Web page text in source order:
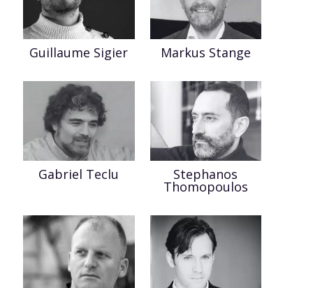
Guillaume Sigier Markus Stange
Gabriel Teclu Stephanos
Thomopoulos